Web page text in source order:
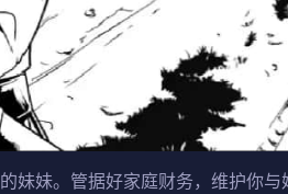
妹妹。管据好家庭财务，维护你